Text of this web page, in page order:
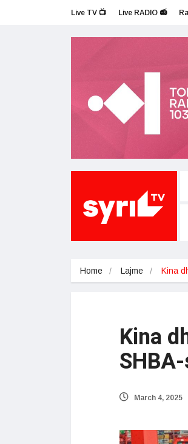
Live TV 📺 Live RADIO 📻
Home Lajme Kina
Kina
March 4, 2025